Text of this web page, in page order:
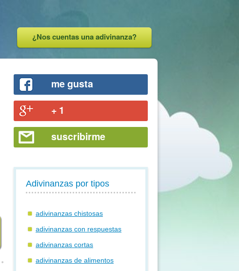
¿Nos cuentas una adivinanza?
me gusta
+ 1
suscribirme
Adivinanzas por tipos
adivinanzas chistosas
adivinanzas con respuestas
adivinanzas cortas
adivinanzas de alimentos